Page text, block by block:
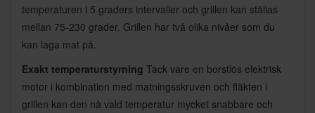
temperaturen i 5 graders intervaller och grillen kan ställas
mellan 75-230 grader. Grillen har två olika nivåer som du
kan laga mat på.
Exakt temperaturstyrning Tack vare en borstlös elektrisk
motor i kombination med matningsskruven och fläkten i
grillen kan den nå vald temperatur mycket snabbare och